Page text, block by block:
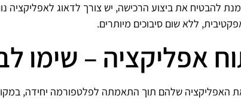
להבטיח את ביצוע הרכישה, יש צורך לדאוג לאפליקציה
ללא שום סיבוכים מיותרים.
האפליקציה שלהם תוך התאמתה לפלטפורמה יחידה,